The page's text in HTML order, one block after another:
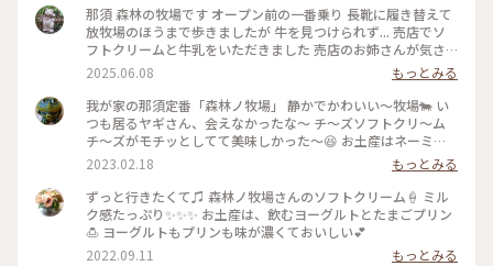
やげ
那須 森林の牧場です オープン前の一番乗り 長靴に履き替えて
放牧場のほうまで歩きましたが 牛を見つけられず... 売店でソ
フトクリームと牛乳をいただきました 売店のお姉さんが気さ
くに声をかけてくれて 楽しかったです 牛乳の瓶が可愛いく
て、持って帰っていいか聞いたら、サッと水洗いしてくれまし
た 今度は料理を食べに行きたいです☺️ #森林ノ牧場 #那須
2025.06.08
もっとみる
我が家の那須定番「森林ノ牧場」 静かでかわいい～牧場🐄 い
つも居るヤギさん、会えなかったな～ チ～ズソフトクリ～ム
チ～ズがモチッとしてて美味しかった～😆 お土産はネーミン
グが凄い❓️いのちのミートソース(これウマウマ) ・バターのい
とこ・ビーフジャーキ 那須、最高～😀 #森林ノ牧場 #Myこと
りっぷ
2023.02.18
もっとみる
ずっと行きたくて♫ 森林ノ牧場さんのソフトクリーム🍦 ミル
ク感たっぷり✨✨✨ お土産は、飲むヨーグルトとたまごプリン
🍮 ヨーグルトもプリンも味が濃くておいしい💕
2022.09.11
もっとみる